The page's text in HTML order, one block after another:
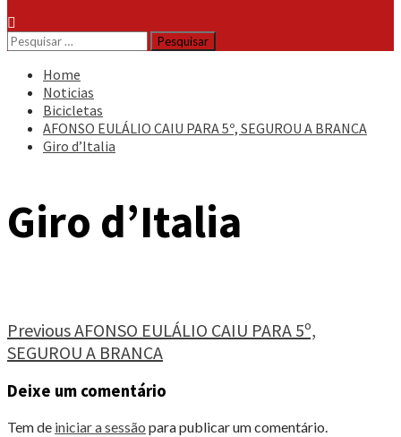
Pesquisar
por:
Home
Noticias
Bicicletas
AFONSO EULÁLIO CAIU PARA 5º, SEGUROU A BRANCA
Giro d’Italia
Giro d’Italia
Continue
Reading
PreviousAFONSO EULÁLIO CAIU PARA 5º,
SEGUROU A BRANCA
Deixe um comentário
Tem de iniciar a sessão para publicar um comentário.